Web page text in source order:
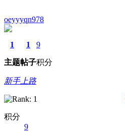
oeyyyqn978
1
主题
1
帖子
9
积分
新手上路
积分
9